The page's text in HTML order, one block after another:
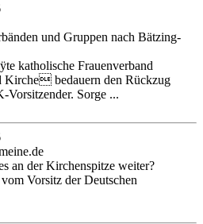
und Gruppen nach Bätzing-
katholische Frauenverband
bedauern den Rückzug
Sorge ...
an der Kirchenspitze weiter?
Vorsitz der Deutschen